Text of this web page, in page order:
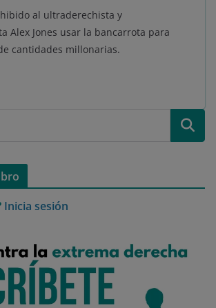
al ultraderechista y
Alex Jones usar la bancarrota para
cantidades millonarias.
Inicia sesión